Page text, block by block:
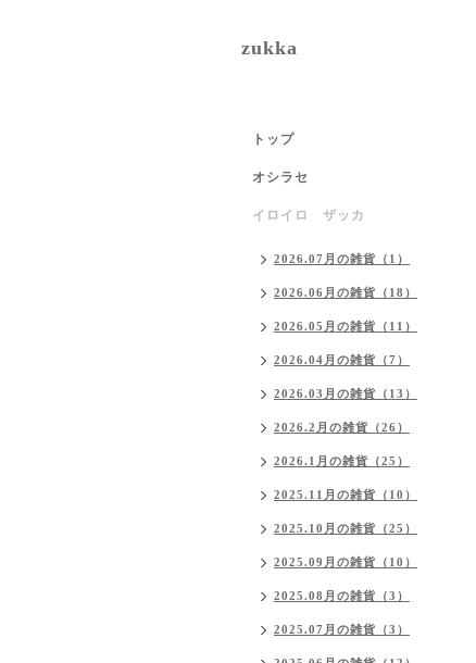
zukka
トップ
オシラセ
イロイロ ザッカ
2026.07月の雑貨（1）
2026.06月の雑貨（18）
2026.05月の雑貨（11）
2026.04月の雑貨（7）
2026.03月の雑貨（13）
2026.2月の雑貨（26）
2026.1月の雑貨（25）
2025.11月の雑貨（10）
2025.10月の雑貨（25）
2025.09月の雑貨（10）
2025.08月の雑貨（3）
2025.07月の雑貨（3）